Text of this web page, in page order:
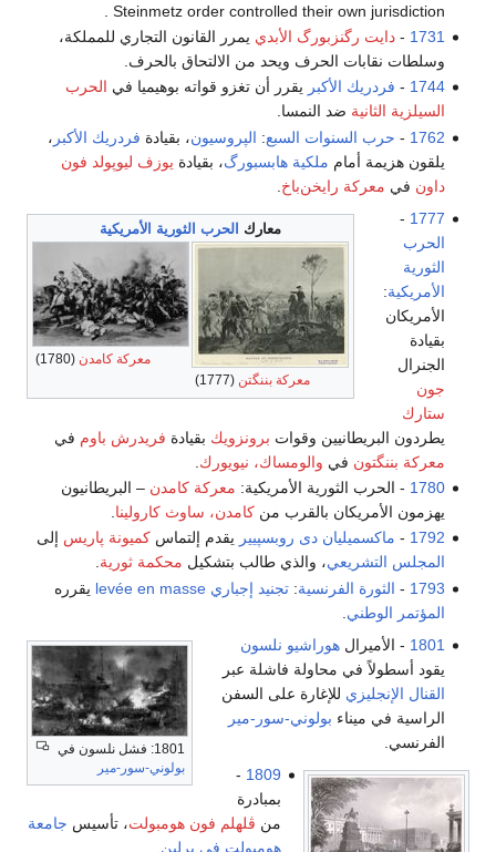
Steinmetz order controlled their own jurisdiction .
1731
-دايت رگنزبورگ الأبدي يمرر القانون التجاري للمملكة،
وسلطات نقابات الحرف ويحد من الالتحاق بالحرف.
1744
- فردريك الأكبر يقرر أن تغزو قواته بوهيميا في الحرب
السيلزية الثانية ضد النمسا.
1762
- حرب السنوات السبع: الپروسيون، بقيادة فردريك الأكبر ،
يلقون هزيمة أمام ملكية هابسبورگ، بقيادة يوزف ليوپولد فون
داون في معركة رايخن‌باخ
معارك الحرب الثورية الأمريكية
معركة بننگتن (1777)
معركة كامدن (1780)
1777
-
الحرب
الثورية
الأمريكية:
الأمريكان
بقيادة
الجنرال
جون
ستارك
يطردون البريطانيين وقوات برونزويك بقيادة فريدرش باوم في
معركة بننگتون في والومساك، نيويورك
1780 - الحرب الثورية الأمريكية: معركة كامدن – البريطانيون
يهزمون الأمريكان بالقرب منكامدن، ساوث كارولينا
1792
- ماكسميليان دى روبسپيير يقدم إلتماسكميونة پاريس إلى
المجلس التشريعي، والذي طالب بتشكيل محكمة ثورية.
1793
- الثورة الفرنسية:تجنيد إجباري levée en masse يقرره
المؤتمر الوطني
1801: فشل نلسون في
بولوني-سور-مير
1801 - الأميرالهوراشيو نلسون
يقود أسطولاً في محاولة فاشلة عبر
القنال الإنجليزي للإغارة على السفن
الراسية في ميناء بولوني-سور-مير
الفرنسي.
1809
-
بمبادرة
من ڤلهلم فون هومبولت، تأسيس جامعة
هومبولت في برلين